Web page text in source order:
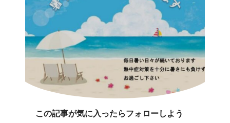
この記事が気に入ったらフォローしよう